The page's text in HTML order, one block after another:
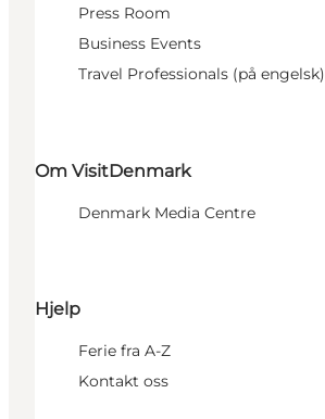
Press Room
Business Events
Travel Professionals (på engelsk)
Om VisitDenmark
Denmark Media Centre
Hjelp
Ferie fra A-Z
Kontakt oss